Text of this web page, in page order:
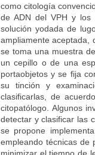
como citología
de ADN del VPH y los
solución yodada de
ampliamente aceptada,
se toma una muestra
un cepillo o de una
portaobjetos y se fija
su tinción y
clasificarlas, de
citopatólogo. Algunos
detectar y clasificar las
se propone
empleando técnicas de